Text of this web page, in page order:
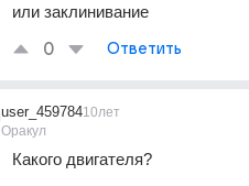
или заклинивание
0 Ответить
user_459784
Оракул
10лет
Какого двигателя?